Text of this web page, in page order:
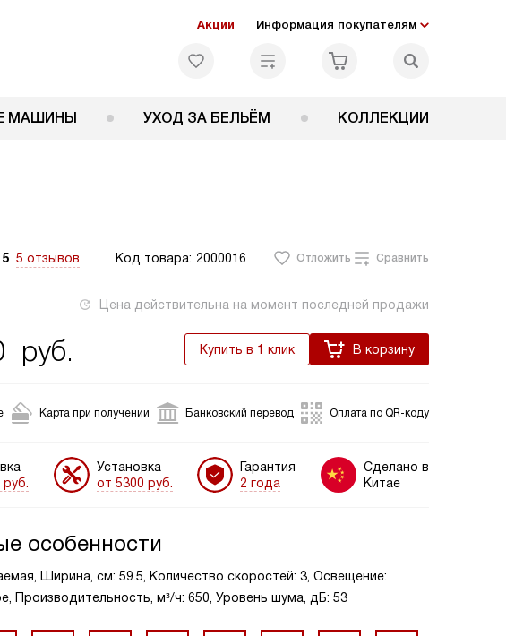
Акции Информация покупателям
МАШИНЫ УХОД ЗА БЕЛЬЁМ КОЛЛЕКЦИИ
5 5 отзывов Код товара: 2000016 Отложить Сравнить
Цена действительна на момент последней продажи
руб. Купить в 1 клик В корзину
Карта при получении Банковский перевод Оплата по QR-коду
Установка
от 5300 руб.
Гарантия
2 года
Сделано в
Китае
особенности
Ширина, см: 59.5, Количество скоростей: 3, Освещение:
Производительность, м³/ч: 650, Уровень шума, дБ: 53